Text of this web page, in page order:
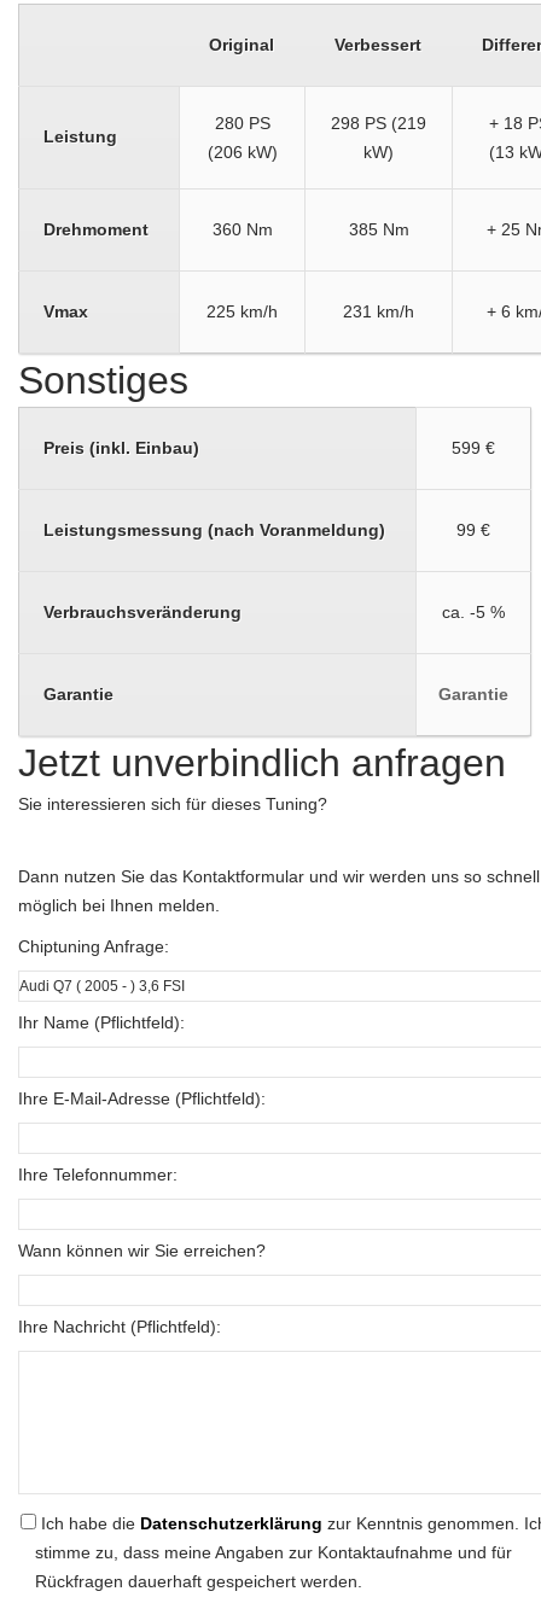
Original Verbessert
Leistung
280 PS
(206 kW)
298 PS (219
kW)
+ 18
(13
Drehmoment 360 Nm 385 Nm + 25
Vmax 225 km/h 231 km/h + 6
Sonstiges
Preis (inkl. Einbau) 599 €
Leistungsmessung (nach Voranmeldung) 99 €
Verbrauchsveränderung ca. -5 %
Garantie Garantie
Jetzt unverbindlich anfragen
Sie interessieren sich für dieses Tuning?
Dann nutzen Sie das Kontaktformular und wir werden uns so
möglich bei Ihnen melden.
Chiptuning Anfrage:
Ihr Name (Pflichtfeld):
Ihre E-Mail-Adresse (Pflichtfeld):
Ihre Telefonnummer:
Wann können wir Sie erreichen?
Ihre Nachricht (Pflichtfeld):
Ich habe die Datenschutzerklärung zur Kenntnis genommen.
stimme zu, dass meine Angaben zur Kontaktaufnahme und für
Rückfragen dauerhaft gespeichert werden.